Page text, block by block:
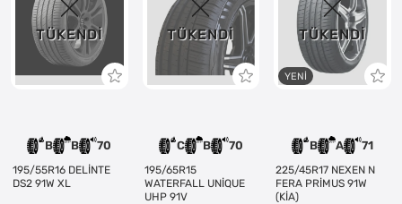
TÜKENDI
B B 70
195/55R16 DELİNTE
DS2 91W XL
TÜKENDI
C B 70
195/65R15
WATERFALL UNİQUE
UHP 91V
TÜKENDI
YENI
B A 71
225/45R17 NEXEN N
FERA PRİMUS 91W
(KİA)